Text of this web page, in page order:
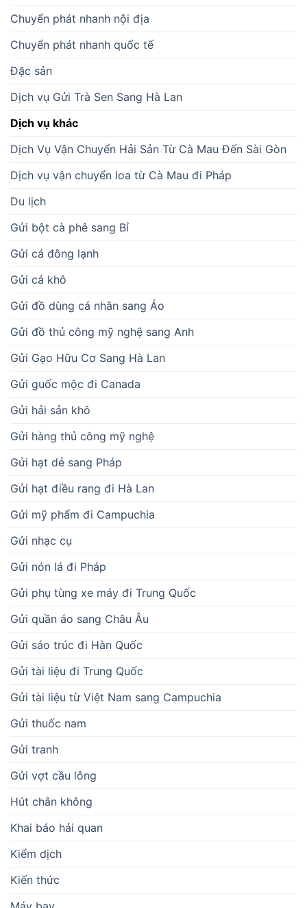
Chuyển phát nhanh nội địa
Chuyển phát nhanh quốc tế
Đặc sản
Dịch vụ Gửi Trà Sen Sang Hà Lan
Dịch vụ khác
Dịch Vụ Vận Chuyển Hải Sản Từ Cà Mau Đến Sài Gòn
Dịch vụ vận chuyển loa từ Cà Mau đi Pháp
Du lịch
Gửi bột cà phê sang Bỉ
Gửi cá đông lạnh
Gửi cá khô
Gửi đồ dùng cá nhân sang Áo
Gửi đồ thủ công mỹ nghệ sang Anh
Gửi Gạo Hữu Cơ Sang Hà Lan
Gửi guốc mộc đi Canada
Gửi hải sản khô
Gửi hàng thủ công mỹ nghệ
Gửi hạt dẻ sang Pháp
Gửi hạt điều rang đi Hà Lan
Gửi mỹ phẩm đi Campuchia
Gửi nhạc cụ
Gửi nón lá đi Pháp
Gửi phụ tùng xe máy đi Trung Quốc
Gửi quần áo sang Châu Âu
Gửi sáo trúc đi Hàn Quốc
Gửi tài liệu đi Trung Quốc
Gửi tài liệu từ Việt Nam sang Campuchia
Gửi thuốc nam
Gửi tranh
Gửi vợt cầu lông
Hút chân không
Khai báo hải quan
Kiểm dịch
Kiến thức